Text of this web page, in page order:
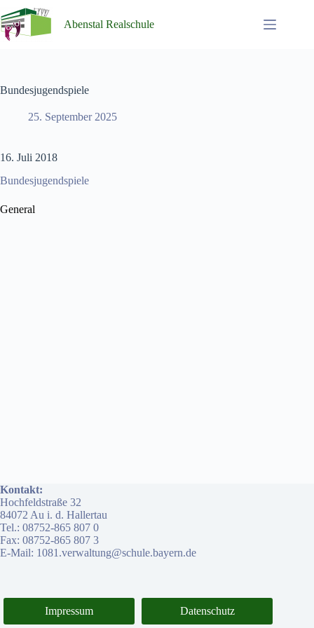
Inhalt
springen
Abenstal Realschule
Bundesjugendspiele
25. September 2025
16. Juli 2018
Bundesjugendspiele
General
Kontakt:
Hochfeldstraße 32
84072 Au i. d. Hallertau
Tel.: 08752-865 807 0
Fax: 08752-865 807 3
E-Mail: 1081.verwaltung@schule.bayern.de
Impressum Datenschutz